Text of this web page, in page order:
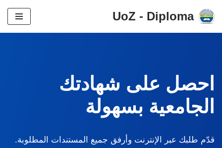
تخطى
UoZ - Diploma
احصل على شهادتك
الجامعية بسهولة
قدّم طلبك عبر الإنترنت وأرفق جميع المستندات المطلوبة.